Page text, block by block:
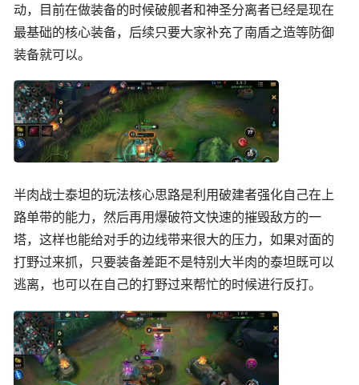
动，目前在做装备的时候破舰者和神圣分离者已经是现在
最基础的核心装备，后续只要大家补充了南盾之造等防御
装备就可以。
半肉战士泰坦的玩法核心思路是利用破建者强化自己在上
路单带的能力，然后再用爆破符文快速的摧毁敌方的一
塔，这样也能给对手的边线带来很大的压力，如果对面的
打野过来抓，只要装备差距不是特别大半肉的泰坦既可以
逃离，也可以在自己的打野过来帮忙的时候进行反打。